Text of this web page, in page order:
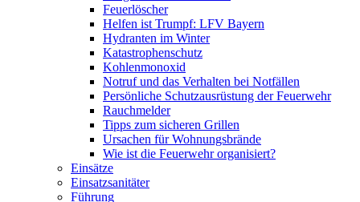
Feuerlöscher
Helfen ist Trumpf: LFV Bayern
Hydranten im Winter
Katastrophenschutz
Kohlenmonoxid
Notruf und das Verhalten bei Notfällen
Persönliche Schutzausrüstung der Feuerwehr
Rauchmelder
Tipps zum sicheren Grillen
Ursachen für Wohnungsbrände
Wie ist die Feuerwehr organisiert?
Einsätze
Einsatzsanitäter
Führung